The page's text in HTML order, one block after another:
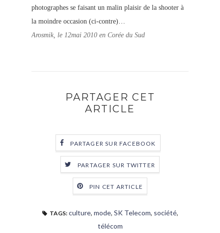
photographes se faisant un malin plaisir de la shooter à
la moindre occasion (ci-contre)…
Arosmik, le 12mai 2010 en Corée du Sud
PARTAGER CET
ARTICLE
PARTAGER SUR FACEBOOK
PARTAGER SUR TWITTER
PIN CET ARTICLE
TAGS: culture, mode, SK Telecom, société,
télécom